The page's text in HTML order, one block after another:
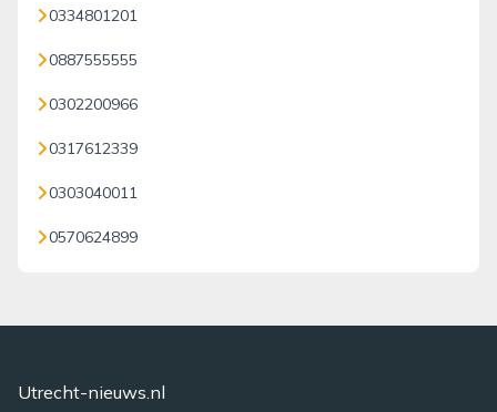
0334801201
0887555555
0302200966
0317612339
0303040011
0570624899
Utrecht-nieuws.nl